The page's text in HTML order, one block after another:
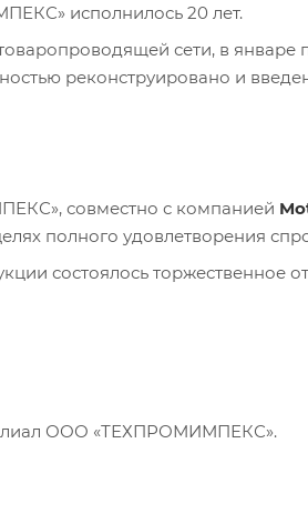
исполнилось 20 лет.
сети, в
реконструировано и
совместно с компанией
полного удовлетворения
состоялось
ООО «ТЕХПРОМИМПЕКС».